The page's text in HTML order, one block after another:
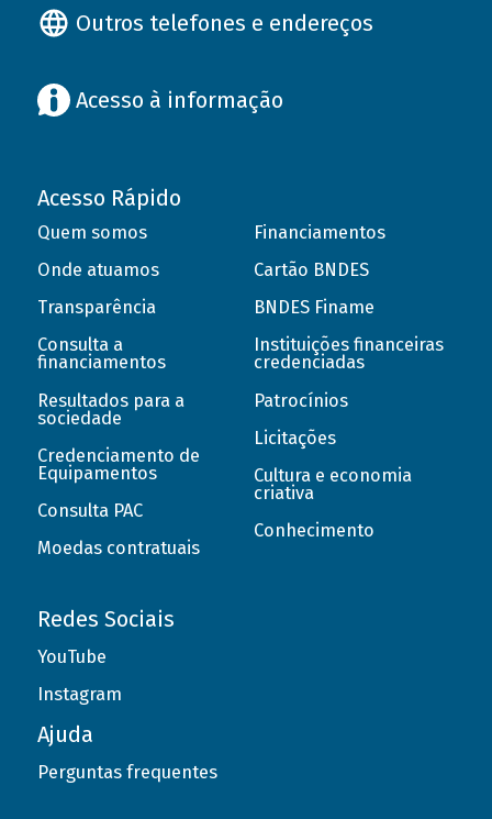
Outros telefones e endereços
Acesso à informação
Acesso Rápido
Quem somos
Onde atuamos
Transparência
Consulta a
financiamentos
Resultados para a
sociedade
Credenciamento de
Equipamentos
Consulta PAC
Moedas contratuais
Financiamentos
Cartão BNDES
BNDES Finame
Instituições financeiras
credenciadas
Patrocínios
Licitações
Cultura e economia
criativa
Conhecimento
Redes Sociais
YouTube
Instagram
Ajuda
Perguntas frequentes